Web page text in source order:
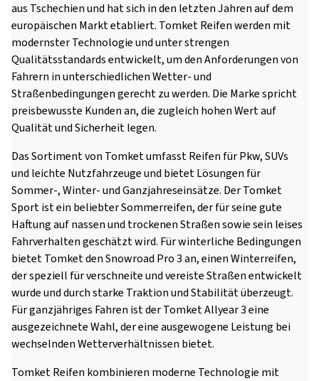
aus Tschechien und hat sich in den letzten Jahren auf dem
europäischen Markt etabliert. Tomket Reifen werden mit
modernster Technologie und unter strengen
Qualitätsstandards entwickelt, um den Anforderungen von
Fahrern in unterschiedlichen Wetter- und
Straßenbedingungen gerecht zu werden. Die Marke spricht
preisbewusste Kunden an, die zugleich hohen Wert auf
Qualität und Sicherheit legen.
Das Sortiment von Tomket umfasst Reifen für Pkw, SUVs
und leichte Nutzfahrzeuge und bietet Lösungen für
Sommer-, Winter- und Ganzjahreseinsätze. Der Tomket
Sport ist ein beliebter Sommerreifen, der für seine gute
Haftung auf nassen und trockenen Straßen sowie sein leises
Fahrverhalten geschätzt wird. Für winterliche Bedingungen
bietet Tomket den Snowroad Pro 3 an, einen Winterreifen,
der speziell für verschneite und vereiste Straßen entwickelt
wurde und durch starke Traktion und Stabilität überzeugt.
Für ganzjähriges Fahren ist der Tomket Allyear 3 eine
ausgezeichnete Wahl, der eine ausgewogene Leistung bei
wechselnden Wetterverhältnissen bietet.
Tomket Reifen kombinieren moderne Technologie mit